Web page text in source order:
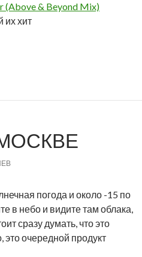
(Above & Beyond Mix)
их хит
погода и около -15 по
в небо и видите там облака,
сразу думать, что это
очередной продукт